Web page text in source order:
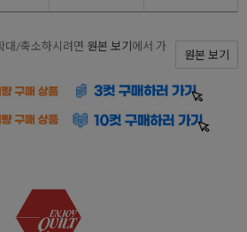
대/축소하시려면 원본 보기 에서 가
원본 보기